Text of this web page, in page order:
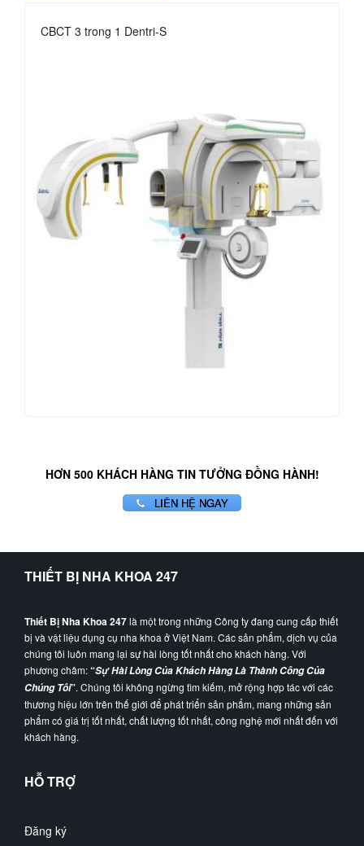
CBCT 3 trong 1 Dentri-S
HƠN 500 KHÁCH HÀNG TIN TƯỞNG ĐỒNG HÀNH!
LIÊN HỆ NGAY
THIẾT BỊ NHA KHOA 247
Thiết Bị Nha Khoa 247là một trong những Công ty đang cung cấp thiết
bị và vật liệu dụng cụ nha khoa ở Việt Nam. Các sản phẩm, dịch vụ của
chúng tôi luôn mang lại sự hài lòng tốt nhất cho khách hàng. Với
phương châm:“Sự Hài Lòng Của Khách Hàng Là Thành Công Của
Chúng Tôi”. Chúng tôi không ngừng tìm kiếm, mở rộng hợp tác với các
thương hiệu lớn trên thế giới để phát triển sản phẩm, mang những sản
phẩm có giá trị tốt nhất, chất lượng tốt nhất, công nghệ mới nhất đến với
khách hàng.
HỖ TRỢ
Đăng ký